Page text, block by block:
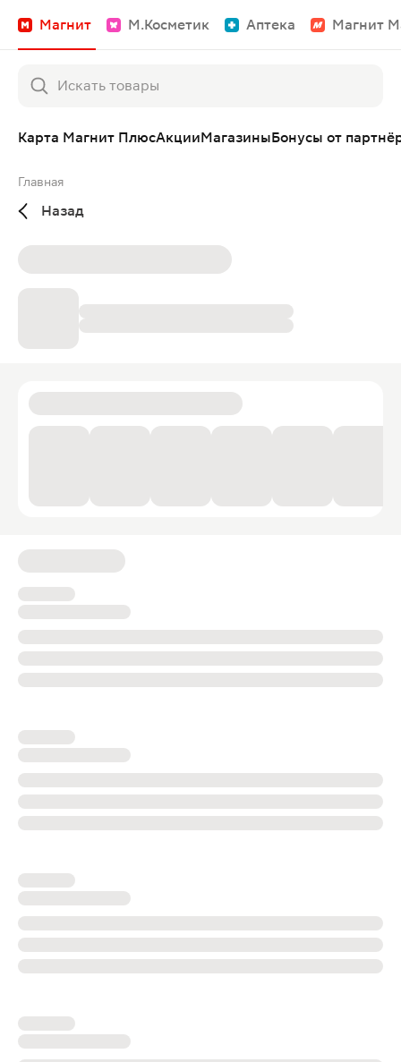
Магнит М.Косметик Аптека Магнит
Карта Магнит ПлюсАкцииМагазиныБонусы от
Главная
Назад